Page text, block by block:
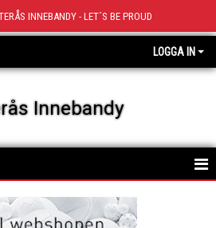
INNEBANDY - LET´S BE PROUD
LOGGA IN
Innebandy